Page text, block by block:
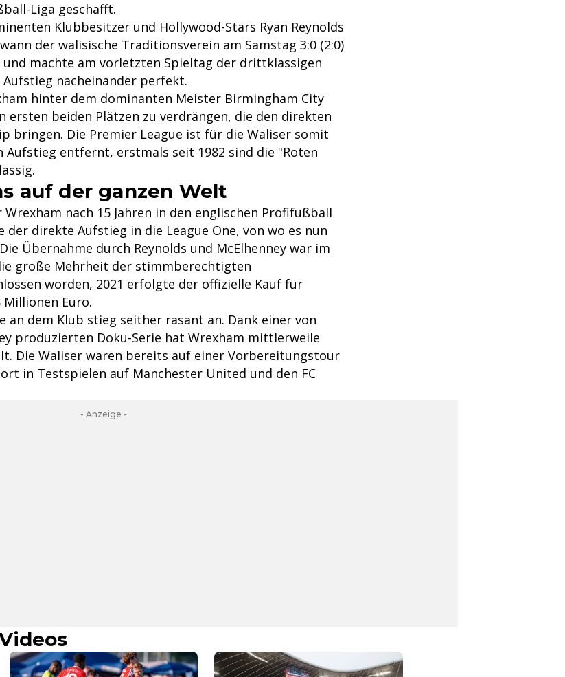
Liga geschafft.
Klubbesitzer und Hollywood-Stars Ryan Reynolds
der walisische Traditionsverein am Samstag 3:0 (2:0)
machte am vorletzten Spieltag der drittklassigen
nacheinander perfekt.
hinter dem dominanten Meister Birmingham City
ersten beiden Plätzen zu verdrängen, die den direkten
bringen. Die Premier League ist für die Waliser somit
Aufstieg entfernt, erstmals seit 1982 sind die "Roten
auf der ganzen Welt
Wrexham nach 15 Jahren in den englischen Profifußball
direkte Aufstieg in die League One, von wo es nun
Übernahme durch Reynolds und McElhenney war im
große Mehrheit der stimmberechtigten
worden, 2021 erfolgte der offizielle Kauf für
Euro.
an dem Klub stieg seither rasant an. Dank einer von
produzierten Doku-Serie hat Wrexham mittlerweile
Die Waliser waren bereits auf einer Vorbereitungstour
in Testspielen auf Manchester United und den FC
- Anzeige -